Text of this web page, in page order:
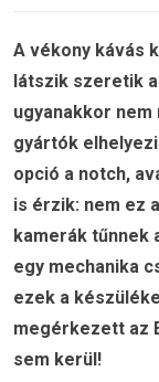
A vékony kávás
látszik szeretik
ugyanakkor
gyártók
opció a notch,
is érzik: nem ez
kamerák tűnnek
egy mechanika
ezek a
megérkezett az
sem kerül!